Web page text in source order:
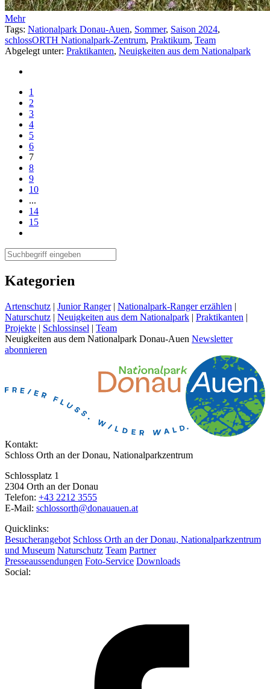
Mehr
Tags: Nationalpark Donau-Auen, Sommer, Saison 2024,
schlossORTH Nationalpark-Zentrum, Praktikum, Team
Abgelegt unter: Praktikanten, Neuigkeiten aus dem Nationalpark
1
2
3
4
5
6
7
8
9
10
...
14
15
Kategorien
Artenschutz | Junior Ranger | Nationalpark-Ranger erzählen |
Naturschutz | Neuigkeiten aus dem Nationalpark | Praktikanten |
Projekte | Schlossinsel | Team
Neuigkeiten aus dem Nationalpark Donau-Auen Newsletter
abonnieren
Kontakt:
Schloss Orth an der Donau, Nationalparkzentrum
Schlossplatz 1
2304 Orth an der Donau
Telefon: +43 2212 3555
E-Mail: schlossorth@donauauen.at
Quicklinks:
Besucherangebot Schloss Orth an der Donau, Nationalparkzentrum
und Museum Naturschutz Team Partner
Presseaussendungen Foto-Service Downloads
Social: